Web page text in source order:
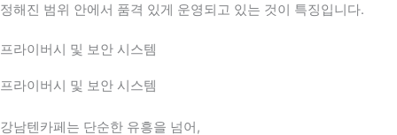
정해진 범위 안에서 품격 있게 운영되고 있는 것이 특징입니다.
프라이버시 및 보안 시스템
프라이버시 및 보안 시스템
강남텐카페는 단순한 유흥을 넘어,